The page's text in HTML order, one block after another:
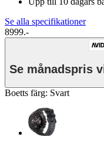
Se alla specifikationer
8999.-
Se månadspris
Boetts färg: Svart